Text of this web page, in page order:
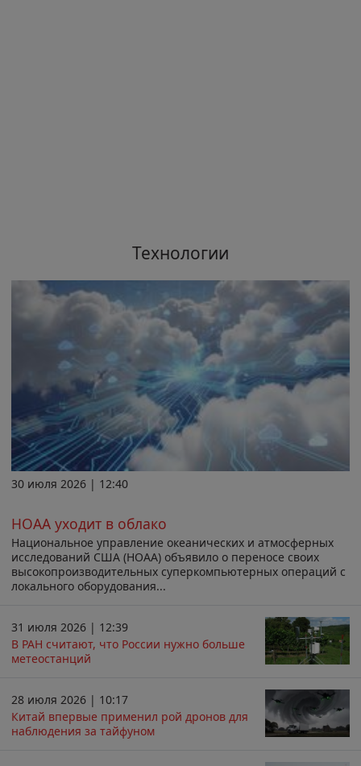
Технологии
30 июля 2026 | 12:40
НОАА уходит в облако
Национальное управление океанических и атмосферных
исследований США (НОАА) объявило о переносе своих
высокопроизводительных суперкомпьютерных операций с
локального оборудования...
31 июля 2026 | 12:39
В РАН считают, что России нужно больше
метеостанций
28 июля 2026 | 10:17
Китай впервые применил рой дронов для
наблюдения за тайфуном